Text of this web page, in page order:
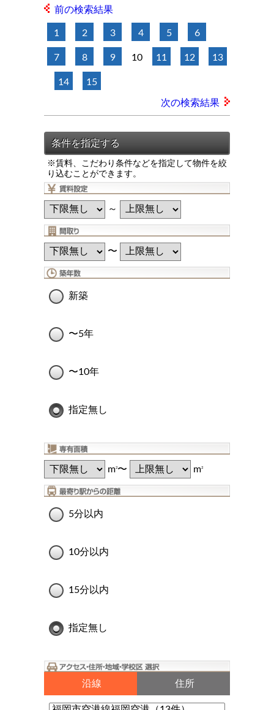
前の検索結果
1 2 3 4 5 6
7 8 9 10 11 12 13
14 15
次の検索結果
※賃料、こだわり条件などを指定して物件を絞
り込むことができます。
～
〜
新築
〜5年
〜10年
指定無し
m2〜 m2
5分以内
10分以内
15分以内
指定無し
沿線 住所